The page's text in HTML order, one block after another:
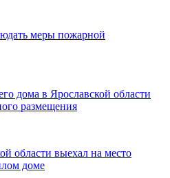
меры пожарной
дома в Ярославской области
размещения
области выехал на место
доме